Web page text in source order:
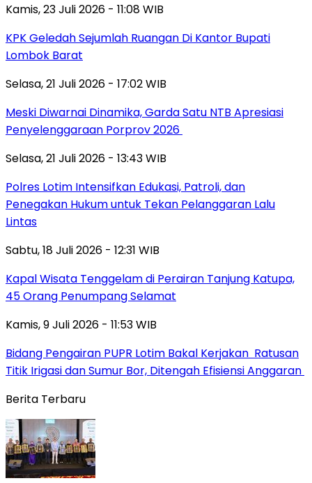
Kamis, 23 Juli 2026 - 11:08 WIB
KPK Geledah Sejumlah Ruangan Di Kantor Bupati
Lombok Barat
Selasa, 21 Juli 2026 - 17:02 WIB
Meski Diwarnai Dinamika, Garda Satu NTB Apresiasi
Penyelenggaraan Porprov 2026 ‎
Selasa, 21 Juli 2026 - 13:43 WIB
Polres Lotim Intensifkan Edukasi, Patroli, dan
Penegakan Hukum untuk Tekan Pelanggaran Lalu
Lintas
Sabtu, 18 Juli 2026 - 12:31 WIB
Kapal Wisata Tenggelam di Perairan Tanjung Katupa,
45 Orang Penumpang Selamat
Kamis, 9 Juli 2026 - 11:53 WIB
Bidang Pengairan PUPR Lotim Bakal Kerjakan Ratusan
Titik Irigasi dan Sumur Bor, Ditengah Efisiensi Anggaran
Berita Terbaru